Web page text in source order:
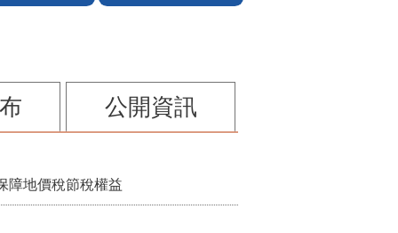
公開資訊
障地價稅節稅權益